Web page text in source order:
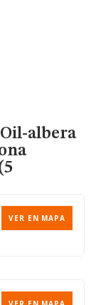
albera
VER EN MAPA